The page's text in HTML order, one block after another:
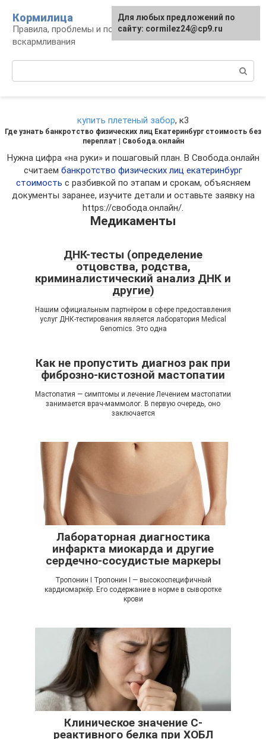
контенту
Кормилица
Правила, проблемы и польза грудного
вскармливания
купить плетеный забор, к3
Где узнать банкротство физических лиц Екатеринбург стоимость без
переплат | Свобода.онлайн
Нужна цифра «на руки» и пошаговый план. В Свобода.онлайн
считаем банкротство физических лиц екатеринбург
стоимость с разбивкой по этапам и срокам, объясняем
документы заранее, изучите детали и оставьте заявку на
https://свобода.онлайн/.
Медикаменты
ДНК-тесты (определение
отцовства, родства,
криминалистический анализ ДНК и
другие)
Нашим официальным партнёром в сфере предоставления
услуг ДНК-тестирования является лаборатория Medical
Genomics. Это одна
Как не пропустить диагноз рак при
фиброзно-кистозной мастопатии
Мастопатия — симптомы и лечение Лечением мастопатии
занимается врач-маммолог. В первую очередь, оно
заключается
Лабораторная диагностика
инфаркта миокарда и другие
сердечно-сосудистые маркеры
Тропонин I Тропонин I — высокоспецифичный
кардиомаркёр. Его содержание в норме в сыворотке
крови
Клиническое значение С-
реактивного белка при ХОБЛ
Для любых предложений по
сайту: cormilez24@cp9.ru